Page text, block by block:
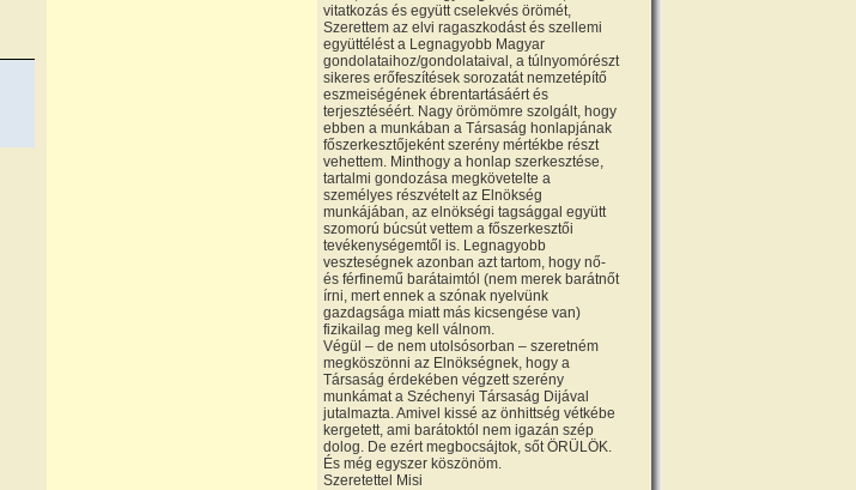
vitatkozás és együtt cselekvés örömét,
Szerettem az elvi ragaszkodást és szellemi
együttélést a Legnagyobb Magyar
gondolataihoz/gondolataival, a túlnyomórészt
sikeres erőfeszítések sorozatát nemzetépítő
eszmeiségének ébrentartásáért és
terjesztéséért. Nagy örömömre szolgált, hogy
ebben a munkában a Társaság honlapjának
főszerkesztőjeként szerény mértékbe részt
vehettem. Minthogy a honlap szerkesztése,
tartalmi gondozása megkövetelte a
személyes részvételt az Elnökség
munkájában, az elnökségi tagsággal együtt
szomorú búcsút vettem a főszerkesztői
tevékenységemtől is. Legnagyobb
veszteségnek azonban azt tartom, hogy nő-
és férfinemű barátaimtól (nem merek barátnőt
írni, mert ennek a szónak nyelvünk
gazdagsága miatt más kicsengése van)
fizikailag meg kell válnom.
Végül – de nem utolsósorban – szeretném
megköszönni az Elnökségnek, hogy a
Társaság érdekében végzett szerény
munkámat a Széchenyi Társaság Dijával
jutalmazta. Amivel kissé az önhittség vétkébe
kergetett, ami barátoktól nem igazán szép
dolog. De ezért megbocsájtok, sőt ÖRÜLÖK.
És még egyszer köszönöm.
Szeretettel Misi